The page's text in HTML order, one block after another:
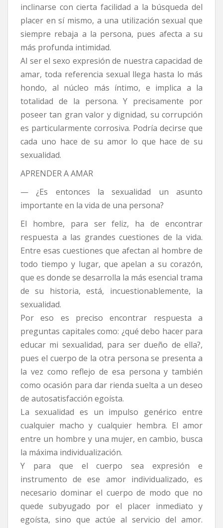
inclinarse con cierta facilidad a la búsqueda del
placer en sí mismo, a una utilización sexual que
siempre rebaja a la persona, pues afecta a su
más profunda intimidad.
Al ser el sexo expresión de nuestra capacidad de
amar, toda referencia sexual llega hasta lo más
hondo, al núcleo más íntimo, e implica a la
totalidad de la persona. Y precisamente por
poseer tan gran valor y dignidad, su corrupción
es particularmente corrosiva. Podría decirse que
cada uno hace de su amor lo que hace de su
sexualidad.
APRENDER A AMAR
— ¿Es entonces la sexualidad un asunto
importante en la vida de una persona?
El hombre, para ser feliz, ha de encontrar
respuesta a las grandes cuestiones de la vida.
Entre esas cuestiones que afectan al hombre de
todo tiempo y lugar, que apelan a su corazón,
que es donde se desarrolla la más esencial trama
de su historia, está, incuestionablemente, la
sexualidad.
Por eso es preciso encontrar respuesta a
preguntas capitales como: ¿qué debo hacer para
educar mi sexualidad, para ser dueño de ella?,
pues el cuerpo de la otra persona se presenta a
la vez como reflejo de esa persona y también
como ocasión para dar rienda suelta a un deseo
de autosatisfacción egoísta.
La sexualidad es un impulso genérico entre
cualquier macho y cualquier hembra. El amor
entre un hombre y una mujer, en cambio, busca
la máxima individualización.
Y para que el cuerpo sea expresión e
instrumento de ese amor individualizado, es
necesario dominar el cuerpo de modo que no
quede subyugado por el placer inmediato y
egoísta, sino que actúe al servicio del amor.